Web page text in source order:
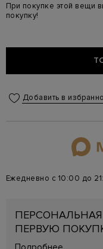
При покупке этой вещи
покупку!
Добавить в
Ежедневно с 10:00 до
ПЕРВУЮ